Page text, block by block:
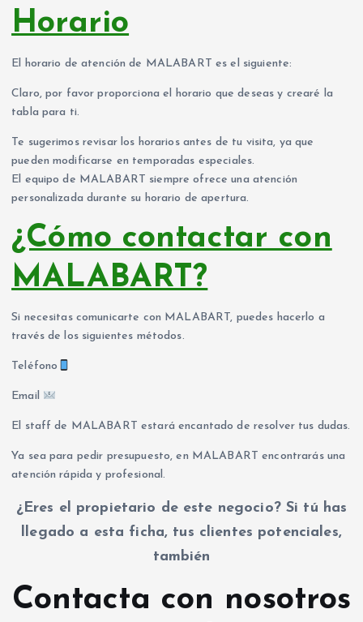
Horario
El horario de atención de MALABART es el siguiente:
Claro, por favor proporciona el horario que deseas y crearé la
tabla para ti.
Te sugerimos revisar los horarios antes de tu visita, ya que
pueden modificarse en temporadas especiales.
El equipo de MALABART siempre ofrece una atención
personalizada durante su horario de apertura.
¿Cómo contactar con
MALABART?
Si necesitas comunicarte con MALABART, puedes hacerlo a
través de los siguientes métodos.
Teléfono
Email
El staff de MALABART estará encantado de resolver tus dudas.
Ya sea para pedir presupuesto, en MALABART encontrarás una
atención rápida y profesional.
¿Eres el propietario de este negocio? Si tú has
llegado a esta ficha, tus clientes potenciales,
también
Contacta con nosotros